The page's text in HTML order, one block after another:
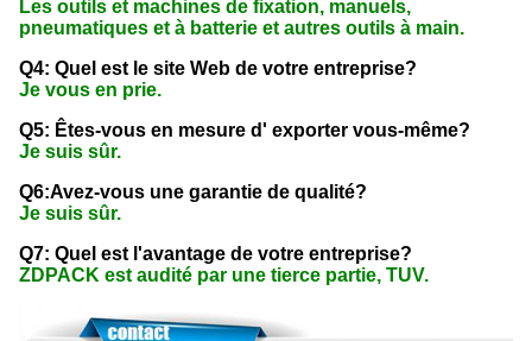
Les outils et machines de fixation, manuels,
pneumatiques et à batterie et autres outils à main.
Q4: Quel est le site Web de votre entreprise?
Je vous en prie.
Q5: Êtes-vous en mesure d' exporter vous-même?
Je suis sûr.
Q6:Avez-vous une garantie de qualité?
Je suis sûr.
Q7: Quel est l'avantage de votre entreprise?
ZDPACK est audité par une tierce partie, TUV.